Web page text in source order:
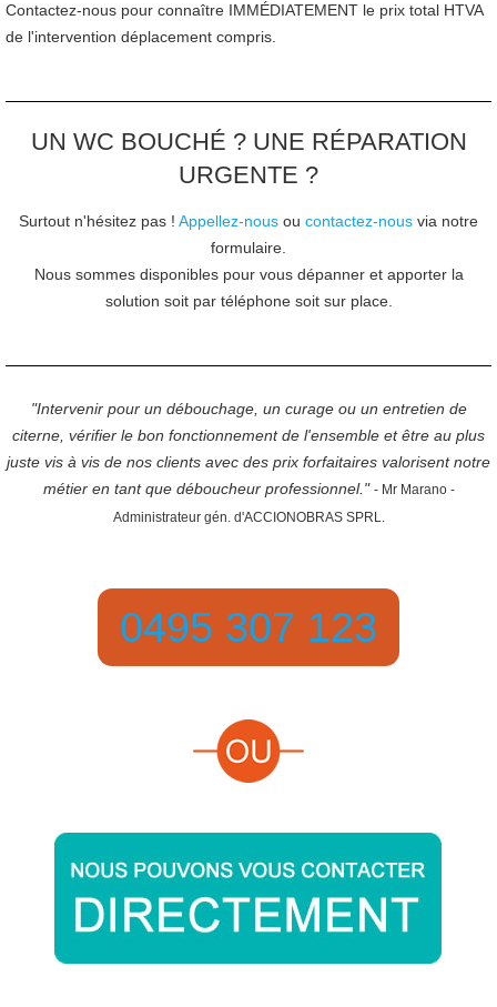
Contactez-nous pour connaître IMMÉDIATEMENT le prix total HTVA
de l'intervention déplacement compris.
UN WC BOUCHÉ ? UNE RÉPARATION
URGENTE ?
Surtout n'hésitez pas ! Appellez-nous ou contactez-nous via notre
formulaire.
Nous sommes disponibles pour vous dépanner et apporter la
solution soit par téléphone soit sur place.
"Intervenir pour un débouchage, un curage ou un entretien de
citerne , vérifier le bon fonctionnement de l'ensemble et être au plus
juste vis à vis de nos clients avec des prix forfaitaires valorisent notre
métier en tant que déboucheur professionnel." - Mr Marano -
Administrateur gén. d'ACCIONOBRAS SPRL.
0495 307 123